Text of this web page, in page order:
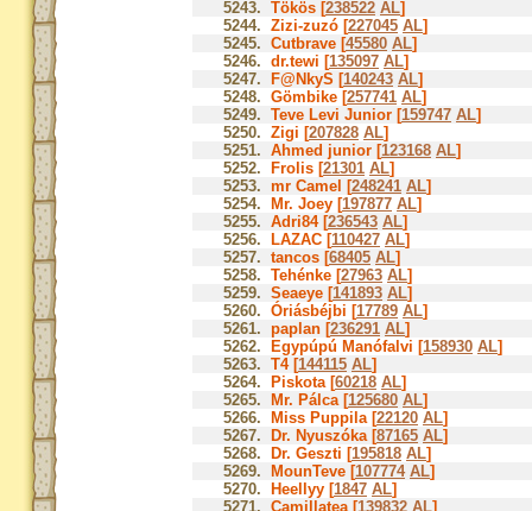
5243. Tökös [238522 AL]
5244. Zizi-zuzó [227045 AL]
5245. Cutbrave [45580 AL]
5246. dr.tewi [135097 AL]
5247.
F@NkyS [140243 AL]
5248. Gömbike [257741 AL]
5249. Teve Levi Junior [159747 AL]
5250. Zigi [207828 AL]
5251. Ahmed junior [123168 AL]
5252.
Frolis [21301 AL]
5253. mr Camel [248241 AL]
5254.
Mr. Joey [197877 AL]
5255. Adri84 [236543 AL]
5256.
LAZAC [110427 AL]
5257. tancos [68405 AL]
5258. Tehénke [27963 AL]
5259. Seaeye [141893 AL]
5260. Óriásbéjbi [17789 AL]
5261. paplan [236291 AL]
5262.
Egypúpú Manófalvi [158930 AL]
5263. T4 [144115 AL]
5264.
Piskota [60218 AL]
5265.
Mr. Pálca [125680 AL]
5266.
Miss Puppila [22120 AL]
5267.
Dr. Nyuszóka [87165 AL]
5268.
Dr. Geszti [195818 AL]
5269.
MounTeve [107774 AL]
5270.
Heellyy [1847 AL]
5271. Camillatea [139832 AL]